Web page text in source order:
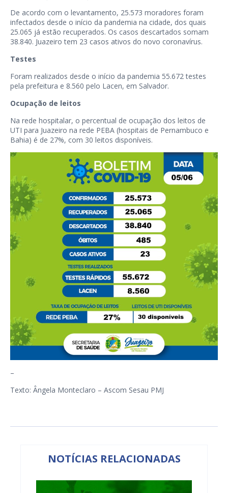
De acordo com o levantamento, 25.573 moradores foram
infectados desde o início da pandemia na cidade, dos quais
25.065 já estão recuperados. Os casos descartados somam
38.840. Juazeiro tem 23 casos ativos do novo coronavírus.
Testes
Foram realizados desde o início da pandemia 55.672 testes
pela prefeitura e 8.560 pelo Lacen, em Salvador.
Ocupação de leitos
Na rede hospitalar, o percentual de ocupação dos leitos de
UTI para Juazeiro na rede PEBA (hospitais de Pernambuco e
Bahia) é de 27%, com 30 leitos disponíveis.
–
Texto: Ângela Monteclaro – Ascom Sesau PMJ
NOTÍCIAS RELACIONADAS